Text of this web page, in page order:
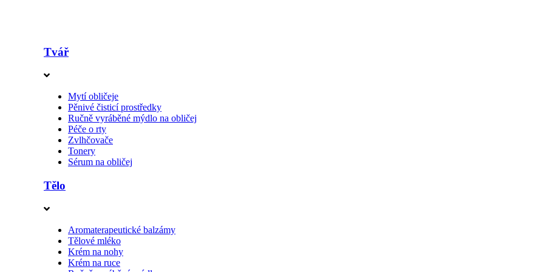
Tvář
Mytí obličeje
Pěnivé čisticí prostředky
Ručně vyráběné mýdlo na obličej
Péče o rty
Zvlhčovače
Tonery
Sérum na obličej
Tělo
Aromaterapeutické balzámy
Tělové mléko
Krém na nohy
Krém na ruce